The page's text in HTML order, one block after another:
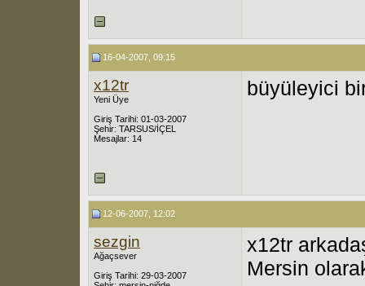
16-04-2007, 09:15
x12tr
Yeni Üye
Giriş Tarihi: 01-03-2007
Şehir: TARSUS/İÇEL
Mesajlar: 14
büyüleyici
12-06-2007, 12:02
sezgin
Ağaçsever
Giriş Tarihi: 29-03-2007
x12tr
Mersin